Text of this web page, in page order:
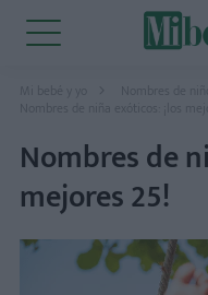
Mi bebé y yo
Nombres de niña exóticos: ¡los
Nombres de
mejores 25!